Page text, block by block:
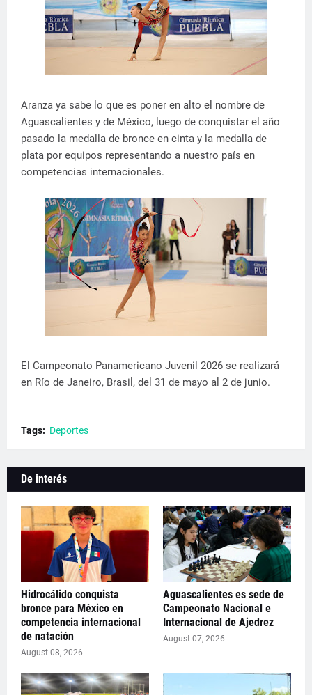
Aranza ya sabe lo que es poner en alto el nombre de
Aguascalientes y de México, luego de conquistar el año
pasado la medalla de bronce en cinta y la medalla de
plata por equipos representando a nuestro país en
competencias internacionales.
El Campeonato Panamericano Juvenil 2026 se realizará
en Río de Janeiro, Brasil, del 31 de mayo al 2 de junio.
Tags: Deportes
De interés
Hidrocálido conquista
bronce para México en
competencia internacional
de natación
August 08, 2026
Aguascalientes es sede de
Campeonato Nacional e
Internacional de Ajedrez
August 07, 2026